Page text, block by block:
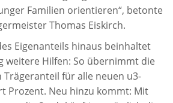
Familien orientieren“, betonte
Thomas Eiskirch.
Eigenanteils hinaus beinhaltet
weitere Hilfen: So übernimmt die
für alle neuen u3-
Prozent. Neu hinzu kommt: Mit